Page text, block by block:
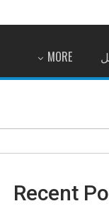
MORE
Recent